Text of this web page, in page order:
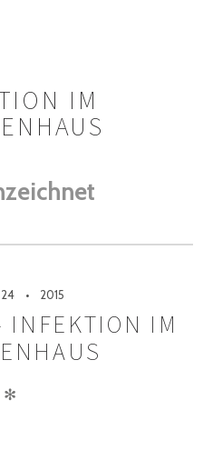
IM
24 2015
INFEKTION IM
✻